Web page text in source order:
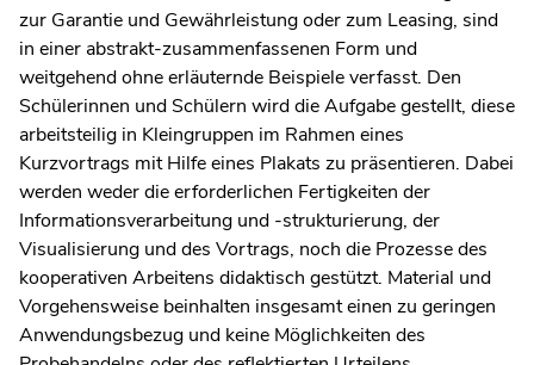
zur Garantie und Gewährleistung oder zum Leasing, sind
in einer abstrakt-zusammenfassenen Form und
weitgehend ohne erläuternde Beispiele verfasst. Den
Schülerinnen und Schülern wird die Aufgabe gestellt, diese
arbeitsteilig in Kleingruppen im Rahmen eines
Kurzvortrags mit Hilfe eines Plakats zu präsentieren. Dabei
werden weder die erforderlichen Fertigkeiten der
Informationsverarbeitung und -strukturierung, der
Visualisierung und des Vortrags, noch die Prozesse des
kooperativen Arbeitens didaktisch gestützt. Material und
Vorgehensweise beinhalten insgesamt einen zu geringen
Anwendungsbezug und keine Möglichkeiten des